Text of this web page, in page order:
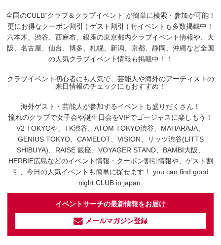
全国のCULB“クラブ＆クラブイベント”が簡単に検索・参加が可能！
更にお得なクーポン割引 ( ゲスト割引 ) 付イベントも多数掲載中！
六本木、渋谷、西麻布、銀座の東京都内クラブイベント情報や、大
阪、名古屋、仙台、博多、札幌、新潟、京都、静岡、沖縄など全国
の人気クラブイベント情報も掲載中！！
クラブイベント初心者にも人気で、芸能人や海外のアーティストの
来日情報のチェックにもおすすめ！
海外ゲスト・芸能人が参加するイベントも盛りだくさん！
憧れのクラブで女子会や誕生日会をVIPでゴージャスに楽しもう！
V2 TOKYOや、TK渋谷、ATOM TOKYO渋谷、MAHARAJA、
GENIUS TOKYO、CAMELOT、VISION、リッツ渋谷(LITTS
SHIBUYA)、RAISE 銀座、VOYAGER STAND、BAMBI大阪、
HERBIE広島などのイベント情報・クーポン割引情報や、ゲスト割
引、今日の人気イベントも簡単に探せます！ you can find good
night CLUB in japan.
イベントサーチの最新情報をお届け
メールマガジン登録